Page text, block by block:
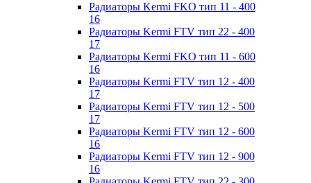
Радиаторы Kermi FKO тип 11 - 400
16
Радиаторы Kermi FTV тип 22 - 400
17
Радиаторы Kermi FKO тип 11 - 600
16
Радиаторы Kermi FTV тип 12 - 400
17
Радиаторы Kermi FTV тип 12 - 500
17
Радиаторы Kermi FTV тип 12 - 600
16
Радиаторы Kermi FTV тип 12 - 900
16